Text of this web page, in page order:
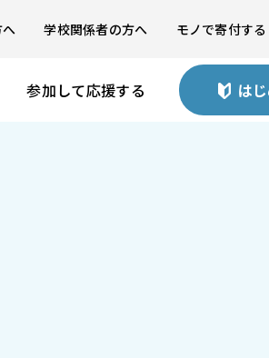
学校関係者の方へ モノで寄付する
参加して応援する は